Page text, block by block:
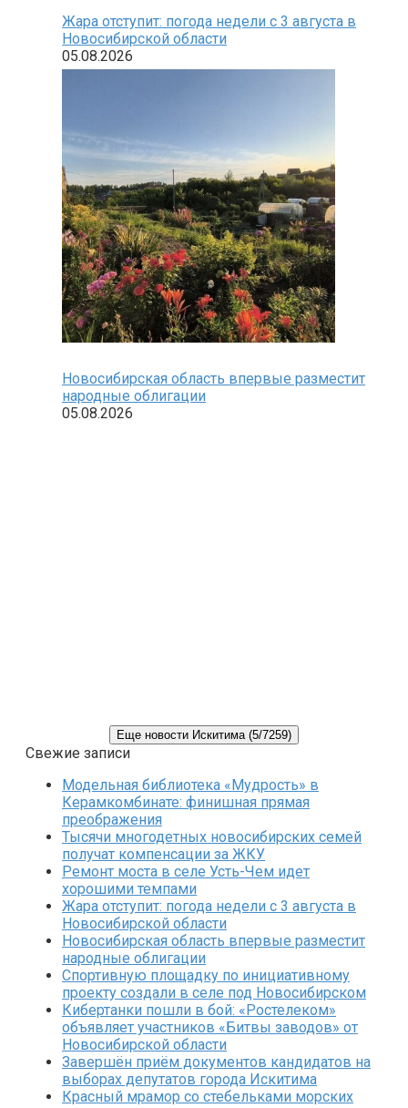
Жара отступит: погода недели с 3 августа в
Новосибирской области
05.08.2026
Новосибирская область впервые разместит
народные облигации
05.08.2026
Еще новости Искитима (5/7259)
Свежие записи
Модельная библиотека «Мудрость» в
Керамкомбинате: финишная прямая
преображения
Тысячи многодетных новосибирских семей
получат компенсации за ЖКУ
Ремонт моста в селе Усть-Чем идет
хорошими темпами
Жара отступит: погода недели с 3 августа в
Новосибирской области
Новосибирская область впервые разместит
народные облигации
Спортивную площадку по инициативному
проекту создали в селе под Новосибирском
Кибертанки пошли в бой: «Ростелеком»
объявляет участников «Битвы заводов» от
Новосибирской области
Завершён приём документов кандидатов на
выборах депутатов города Искитима
Красный мрамор со стебельками морских